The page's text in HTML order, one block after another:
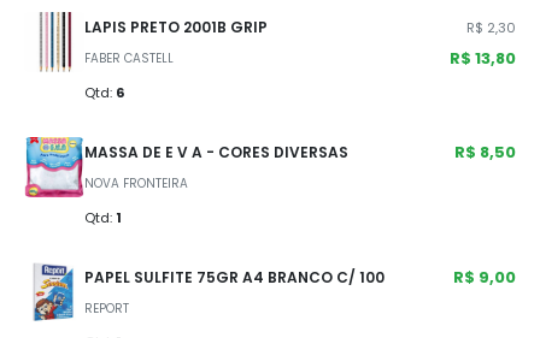
LAPIS PRETO 2001B GRIP
FABER CASTELL
Qtd: 6
R$ 2,30
R$ 13,80
MASSA DE E V A - CORES DIVERSAS
NOVA FRONTEIRA
Qtd: 1
R$ 8,50
PAPEL SULFITE 75GR A4 BRANCO C/ 100
REPORT
R$ 9,00